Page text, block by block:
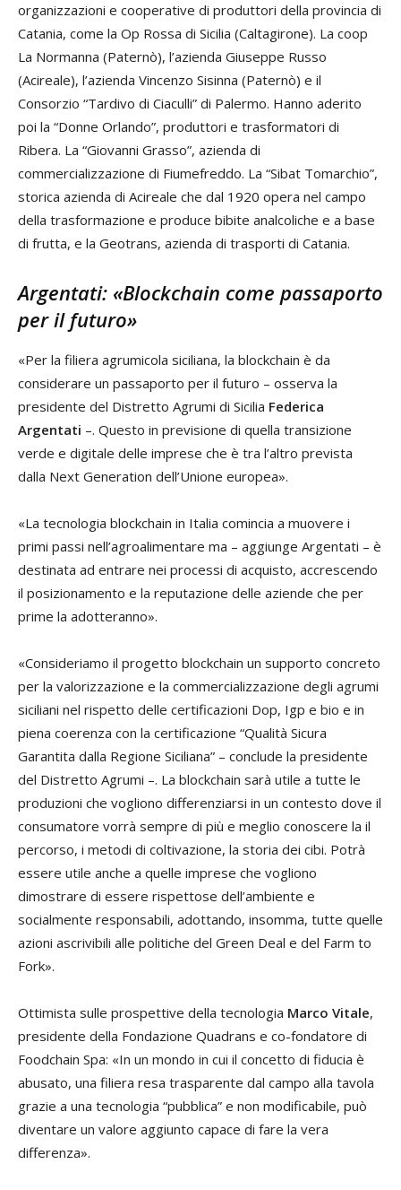
organizzazioni e cooperative di produttori della provincia di
Catania, come la Op Rossa di Sicilia (Caltagirone). La coop
La Normanna (Paternò), l’azienda Giuseppe Russo
(Acireale), l’azienda Vincenzo Sisinna (Paternò) e il
Consorzio “Tardivo di Ciaculli” di Palermo. Hanno aderito
poi la “Donne Orlando”, produttori e trasformatori di
Ribera. La “Giovanni Grasso”, azienda di
commercializzazione di Fiumefreddo. La “Sibat Tomarchio”,
storica azienda di Acireale che dal 1920 opera nel campo
della trasformazione e produce bibite analcoliche e a base
di frutta, e la Geotrans, azienda di trasporti di Catania.
Argentati: «Blockchain come passaporto
per il futuro»
«Per la filiera agrumicola siciliana, la blockchain è da
considerare un passaporto per il futuro – osserva la
presidente del Distretto Agrumi di Sicilia Federica
Argentati –. Questo in previsione di quella transizione
verde e digitale delle imprese che è tra l’altro prevista
dalla Next Generation dell’Unione europea».
«La tecnologia blockchain in Italia comincia a muovere i
primi passi nell’agroalimentare ma – aggiunge Argentati – è
destinata ad entrare nei processi di acquisto, accrescendo
il posizionamento e la reputazione delle aziende che per
prime la adotteranno».
«Consideriamo il progetto blockchain un supporto concreto
per la valorizzazione e la commercializzazione degli agrumi
siciliani nel rispetto delle certificazioni Dop, Igp e bio e in
piena coerenza con la certificazione “Qualità Sicura
Garantita dalla Regione Siciliana” – conclude la presidente
del Distretto Agrumi –. La blockchain sarà utile a tutte le
produzioni che vogliono differenziarsi in un contesto dove il
consumatore vorrà sempre di più e meglio conoscere la il
percorso, i metodi di coltivazione, la storia dei cibi. Potrà
essere utile anche a quelle imprese che vogliono
dimostrare di essere rispettose dell’ambiente e
socialmente responsabili, adottando, insomma, tutte quelle
azioni ascrivibili alle politiche del Green Deal e del Farm to
Fork».
Ottimista sulle prospettive della tecnologia Marco Vitale,
presidente della Fondazione Quadrans e co-fondatore di
Foodchain Spa: «In un mondo in cui il concetto di fiducia è
abusato, una filiera resa trasparente dal campo alla tavola
grazie a una tecnologia “pubblica” e non modificabile, può
diventare un valore aggiunto capace di fare la vera
differenza».